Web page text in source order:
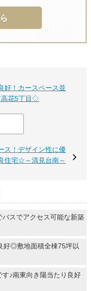
好！カースペース並
高花5丁目◇
ス！デザイン性に優
住宅☆～清見台南～
スでアクセス可能な新築
好◎敷地面積全棟75坪以
♪南東向き陽当たり良好